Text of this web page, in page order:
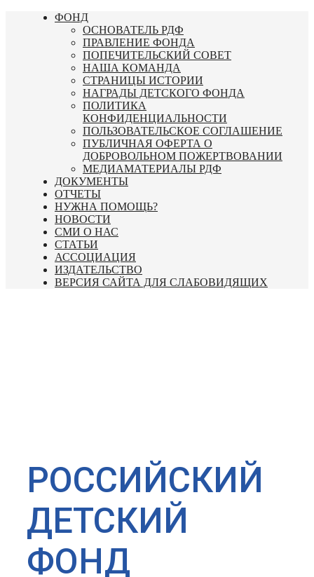
Перейти
ФОНД
ОСНОВАТЕЛЬ РДФ
ПРАВЛЕНИЕ ФОНДА
ПОПЕЧИТЕЛЬСКИЙ СОВЕТ
НАША КОМАНДА
СТРАНИЦЫ ИСТОРИИ
НАГРАДЫ ДЕТСКОГО ФОНДА
ПОЛИТИКА
КОНФИДЕНЦИАЛЬНОСТИ
ПОЛЬЗОВАТЕЛЬСКОЕ СОГЛАШЕНИЕ
ПУБЛИЧНАЯ ОФЕРТА О
ДОБРОВОЛЬНОМ ПОЖЕРТВОВАНИИ
МЕДИАМАТЕРИАЛЫ РДФ
ДОКУМЕНТЫ
ОТЧЕТЫ
НУЖНА ПОМОЩЬ?
НОВОСТИ
СМИ О НАС
СТАТЬИ
АССОЦИАЦИЯ
ИЗДАТЕЛЬСТВО
ВЕРСИЯ САЙТА ДЛЯ СЛАБОВИДЯЩИХ
РОССИЙСКИЙ
ДЕТСКИЙ
ФОНД